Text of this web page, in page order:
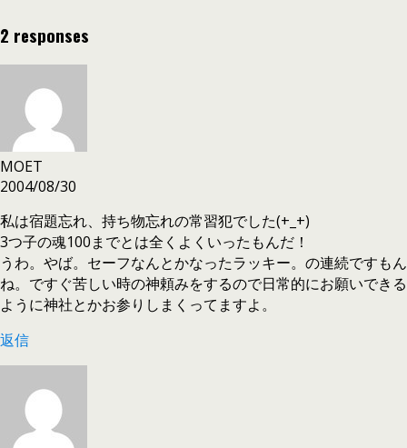
2 responses
MOET
2004/08/30
私は宿題忘れ、持ち物忘れの常習犯でした(+_+)
3つ子の魂100までとは全くよくいったもんだ！
うわ。やば。セーフなんとかなったラッキー。の連続ですもん
ね。ですぐ苦しい時の神頼みをするので日常的にお願いできる
ように神社とかお参りしまくってますよ。
返信